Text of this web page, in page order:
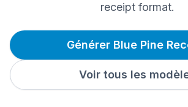
receipt format.
Générer Blue Pine
Voir tous les